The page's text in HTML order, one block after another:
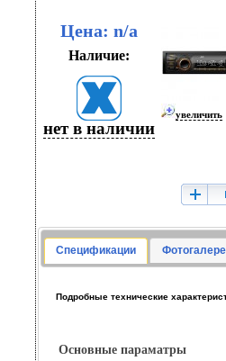
Цена: n/a
Наличие:
нет в наличии
увеличить
Спецификации
Подробные технические
Основные параматры